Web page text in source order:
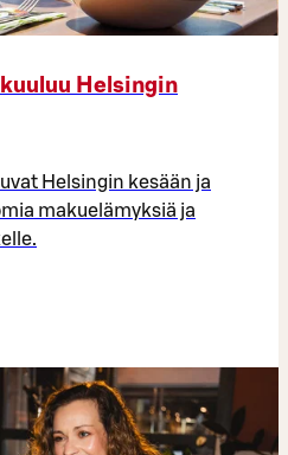
Helsingin
Helsingin kesään ja
makuelämyksiä ja